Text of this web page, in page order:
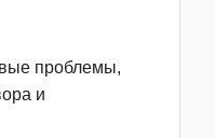
проблемы,
и